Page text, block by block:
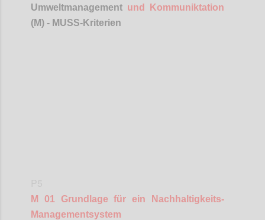
Umweltmanagement und
Kommuniktation
(M) - MUSS-Kriterien
M 01 Grundlage für ein Nachhaltigkeits-
Managementsystem